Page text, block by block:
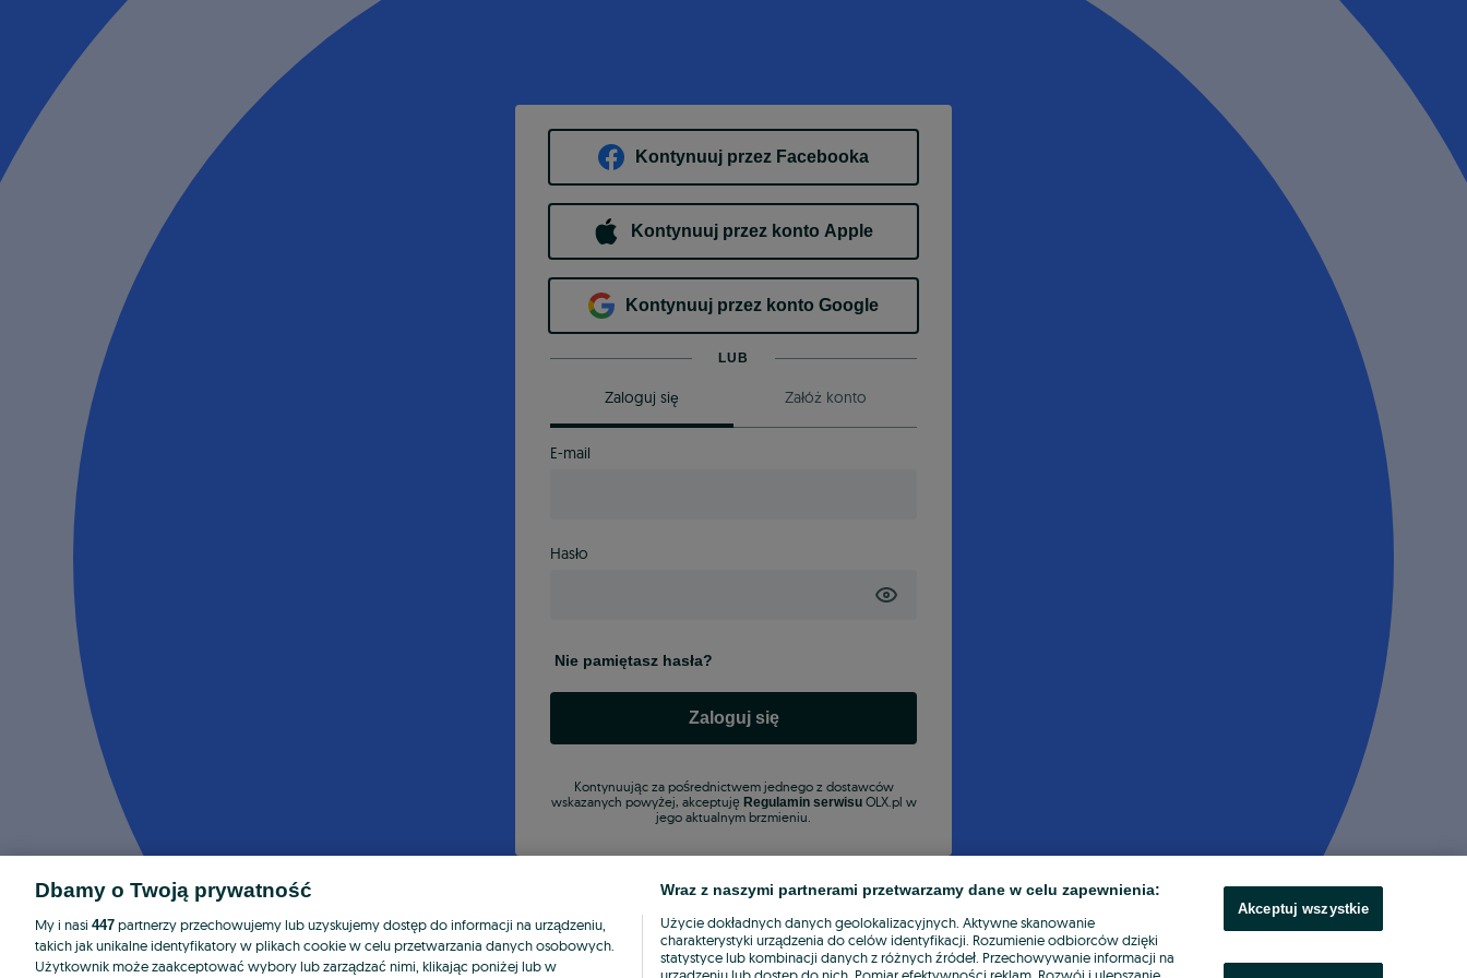
Kontynuuj przez Facebooka
Kontynuuj przez konto Apple
Kontynuuj przez konto Google
LUB
Zaloguj się Załóż konto
E-mail
Hasło
Nie pamiętasz hasła?
Zaloguj się
Kontynuując za pośrednictwem jednego z dostawców
wskazanych powyżej, akceptuję Regulamin serwisuOLX.pl w
jego aktualnym brzmieniu.
Dbamy o Twoją prywatność
My i nasi 447 partnerzy przechowujemy lub uzyskujemy dostęp do informacji na urządzeniu,
takich jak unikalne identyfikatory w plikach cookie w celu przetwarzania danych osobowych.
Użytkownik może zaakceptować wybory lub zarządzać nimi, klikając poniżej lub w
Wraz z naszymi partnerami przetwarzamy dane w celu zapewnienia:
Użycie dokładnych danych geolokalizacyjnych. Aktywne skanowanie
charakterystyki urządzenia do celów identyfikacji. Rozumienie odbiorców dzięki
statystyce lub kombinacji danych z różnych źródeł. Przechowywanie informacji na
Akceptuj wszystkie